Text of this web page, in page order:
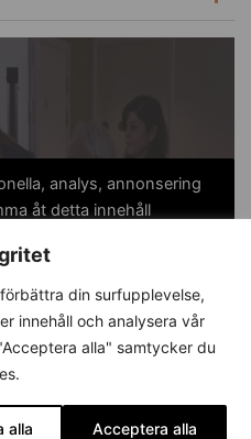
din surfupplevelse,
innehåll och analysera vår
alla" samtycker du
alla Acceptera alla
analys, annonsering
åt detta innehåll